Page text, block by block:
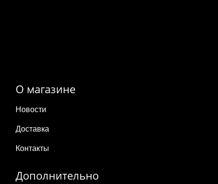
О магазине
Новости
Доставка
Контакты
Дополнительно